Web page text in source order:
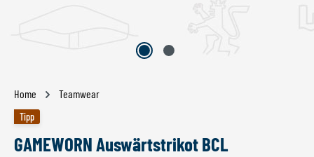
Home Teamwear
Tipp
GAMEWORN Auswärtstrikot BCL